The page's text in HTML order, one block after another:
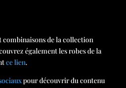
combinaisons de la collection
également les robes de la
ce lien.
pour découvrir du contenu